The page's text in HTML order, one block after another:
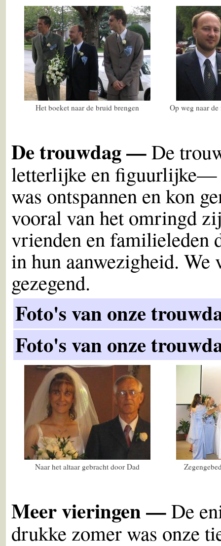
Het boeket naar de bruid brengen Op weg naar
De trouwdag —De
letterlijke en figuurlijke—
was ontspannen en kon
vooral van het omringd
vrienden en familieleden
in hun aanwezigheid.
gezegend.
Foto's van onze
Foto's van onze
Naar het altaar gebracht door Dad
Meer vieringen —De
drukke zomer was onze